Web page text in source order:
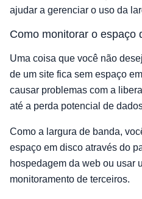
ajudar a gerenciar o uso da
Como monitorar o espaço
Uma coisa que você não
de um site fica sem espaço
causar problemas com a
até a perda potencial de
Como a largura de banda,
espaço em disco através do
hospedagem da web ou usar
monitoramento de terceiros.